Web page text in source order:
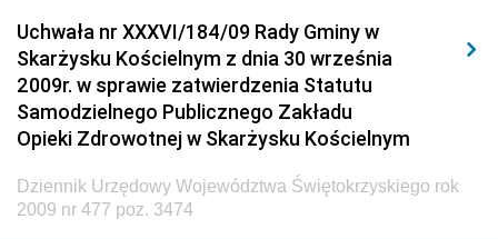
Elektronicznej
Dziennik Urzędowy Ministra Spraw Wewnętrznych i
Administracji
Dziennik Urzędowy Ministra Transportu
Dziennik Urzędowy Ministra Budownictwa
Dziennik Urzędowy Ministra Nauki i Szkolnictwa
Uchwała nr XXXVI/184/09 Rady Gminy w
Skarżysku Kościelnym z dnia 30 września
2009r. w sprawie zatwierdzenia Statutu
Samodzielnego Publicznego Zakładu
Opieki Zdrowotnej w Skarżysku Kościelnym
Dziennik Urzędowy Województwa Świętokrzyskiego rok
2009 nr 477 poz. 3474